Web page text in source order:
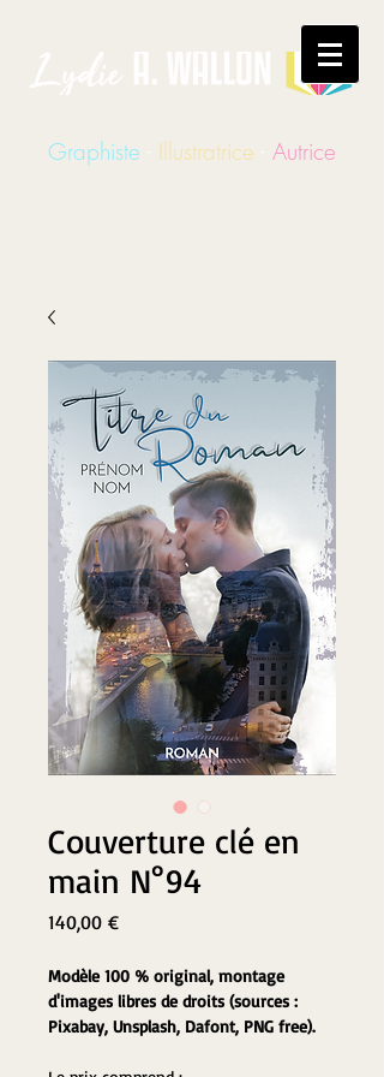
Graphiste Illustratrice Autrice
Couverture clé en
main N°94
140,00 €Prix
Modèle 100 % original, montage
d'images libres de droits (sources :
Pixabay, Unsplash, Dafont, PNG free).